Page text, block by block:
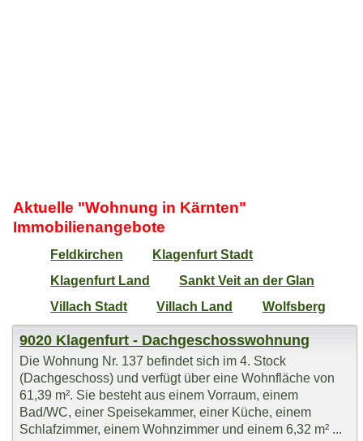
Aktuelle "Wohnung in Kärnten"
Immobilienangebote
Feldkirchen
Klagenfurt Stadt
Klagenfurt Land
Sankt Veit an der Glan
Villach Stadt
Villach Land Wolfsberg
9020 Klagenfurt - Dachgeschosswohnung
Die Wohnung Nr. 137 befindet sich im 4. Stock
(Dachgeschoss) und verfügt über eine Wohnfläche von
61,39 m². Sie besteht aus einem Vorraum, einem
Bad/WC, einer Speisekammer, einer Küche, einem
Schlafzimmer, einem Wohnzimmer und einem 6,32 m² ...